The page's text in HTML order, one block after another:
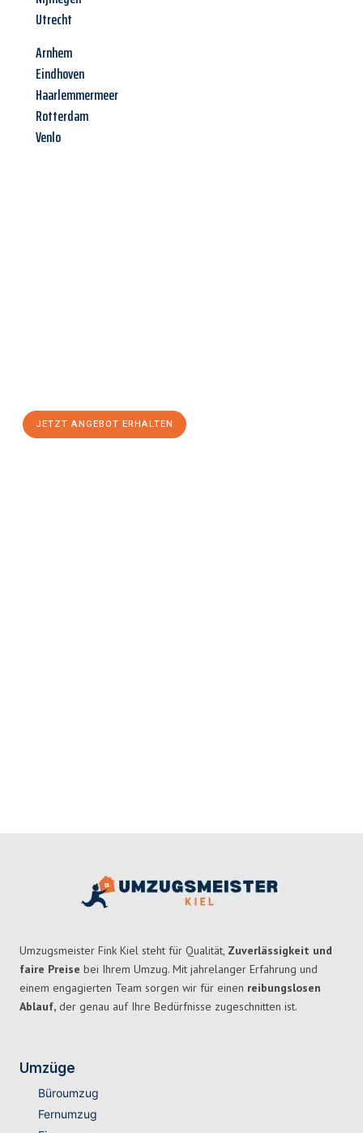
Utrecht
Arnhem
Eindhoven
Haarlemmermeer
Rotterdam
Venlo
JETZT ANGEBOT ERHALTEN
Umzugsmeister Fink Kiel steht für Qualität, Zuverlässigkeit und
faire Preise bei Ihrem Umzug. Mit jahrelanger Erfahrung und
einem engagierten Team sorgen wir für einen reibungslosen
Ablauf, der genau auf Ihre Bedürfnisse zugeschnitten ist.
Umzüge
Büroumzug
Fernumzug